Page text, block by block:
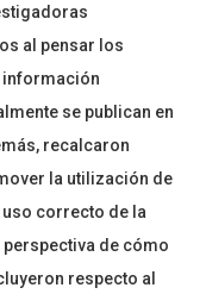
al pensar los
información
se publican en
recalcaron
la utilización de
correcto de la
de cómo
respecto al